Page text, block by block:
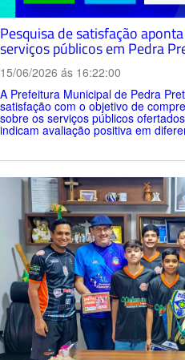
Pesquisa de satisfação
serviços públicos em Pedra
15/06/2026 ás 16:22:00
A Prefeitura Municipal de Pedra
satisfação com o objetivo de
sobre os serviços públicos
indicam avaliação positiva em